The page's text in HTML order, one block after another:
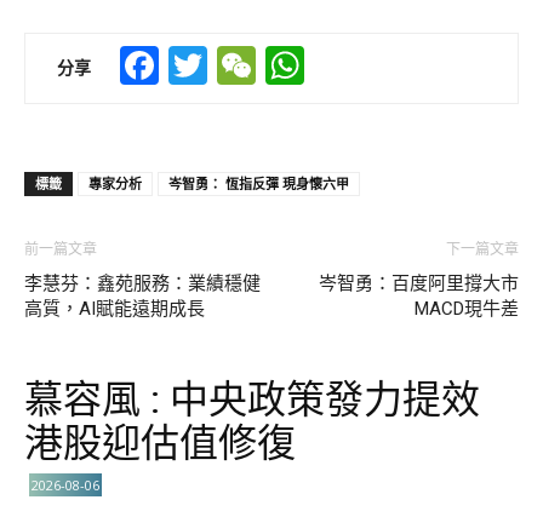
分享 Facebook
TwitterWeChat
標籤 專家分析 岑智勇： 恆指反彈 現身懷六甲
前一篇文章
李慧芬：鑫苑服務：業績穩健
高質，AI賦能遠期成長
下一篇文章
岑智勇：百度阿里撐大市
MACD現牛差
慕容風 : 中央政策發力提效
港股迎估值修復
2026-08-06